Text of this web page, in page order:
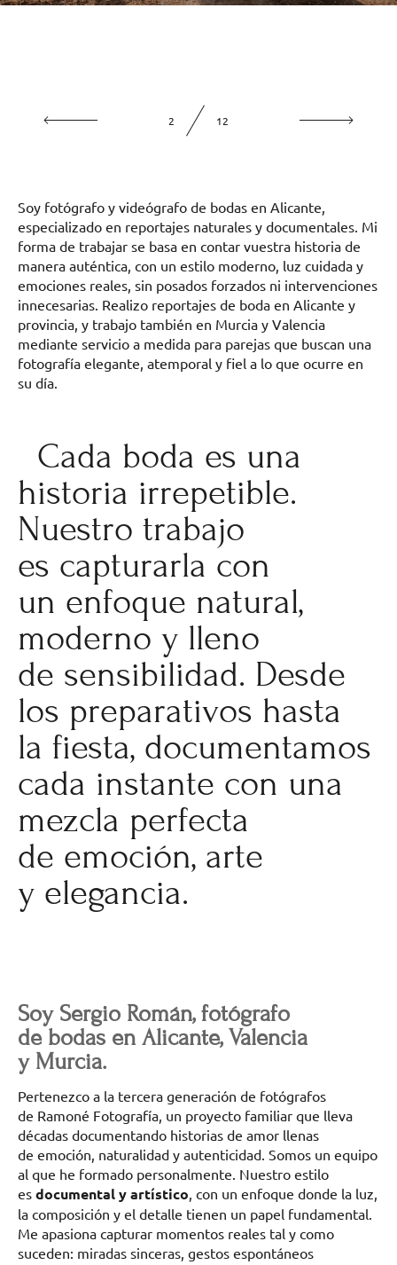
2 12
Soy fotógrafo y videógrafo de bodas en Alicante,
especializado en reportajes naturales y documentales. Mi
forma de trabajar se basa en contar vuestra historia de
manera auténtica, con un estilo moderno, luz cuidada y
emociones reales, sin posados forzados ni intervenciones
innecesarias. Realizo reportajes de boda en Alicante y
provincia, y trabajo también en Murcia y Valencia
mediante servicio a medida para parejas que buscan una
fotografía elegante, atemporal y fiel a lo que ocurre en
su día.
Cada boda es una
historia irrepetible.
Nuestro trabajo
es capturarla con
un enfoque natural,
moderno y lleno
de sensibilidad. Desde
los preparativos hasta
la fiesta, documentamos
cada instante con una
mezcla perfecta
de emoción, arte
y elegancia.
Soy Sergio Román, fotógrafo
de bodas en Alicante, Valencia
y Murcia.
Pertenezco a la tercera generación de fotógrafos
de Ramoné Fotografía, un proyecto familiar que lleva
décadas documentando historias de amor llenas
de emoción, naturalidad y autenticidad. Somos un equipo
al que he formado personalmente. Nuestro estilo
es documental y artístico , con un enfoque donde la luz,
la composición y el detalle tienen un papel fundamental.
Me apasiona capturar momentos reales tal y como
suceden: miradas sinceras, gestos espontáneos